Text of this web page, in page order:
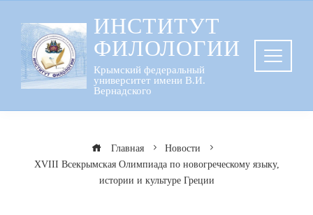
содержанию
ИНСТИТУТ
ФИЛОЛОГИИ
Крымский федеральный
университет имени В.И.
Вернадского
Главная
Новости
ХVІІІ Всекрымская Олимпиада по новогреческому языку,
истории и культуре Греции